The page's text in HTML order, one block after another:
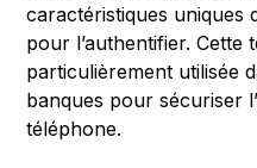
caractéristiques uniques
pour l’authentifier. Cette
particulièrement utilisée
banques pour sécuriser
téléphone.